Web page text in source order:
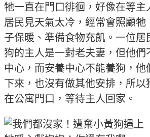
牠一直在門口徘徊，好像在等主
居民見天氣太冷，經常會照顧牠
子保暖、準備食物充飢。一位居
狗的主人是一對老夫妻，但他們
中心，而安養中心不能養狗，他
下來，也沒有做其他安排，所以
在公寓門口，等待主人回家。